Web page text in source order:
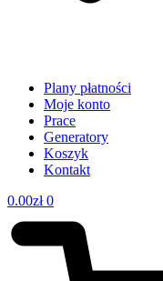
Plany płatności
Moje konto
Prace
Generatory
Koszyk
Kontakt
0.00zł 0